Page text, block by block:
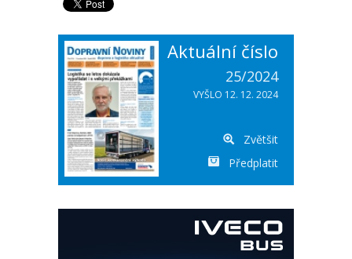
Aktuální číslo
25/2024
VYŠLO 12. 12. 2024
Zvětšit
Předplatit